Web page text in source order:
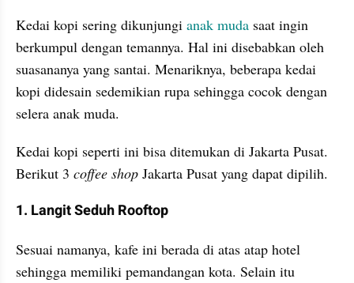
Kedai kopi sering dikunjungi anak muda saat ingin
berkumpul dengan temannya. Hal ini disebabkan oleh
suasananya yang santai. Menariknya, beberapa kedai
kopi didesain sedemikian rupa sehingga cocok dengan
selera anak muda.
Kedai kopi seperti ini bisa ditemukan di Jakarta Pusat.
Berikut 3 coffee shop Jakarta Pusat yang dapat dipilih.
1. Langit Seduh Rooftop
Sesuai namanya, kafe ini berada di atas atap hotel
sehingga memiliki pemandangan kota. Selain itu